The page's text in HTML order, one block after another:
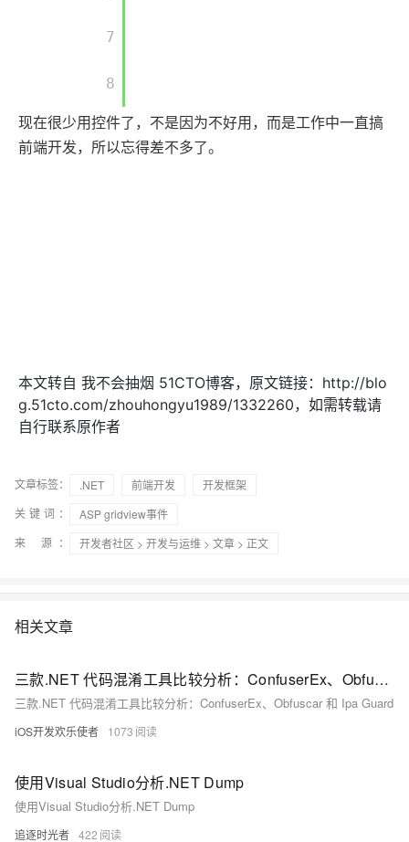
        7
        8
现在很少用控件了，不是因为不好用，而是工作中一直搞
前端开发，所以忘得差不多了。
本文转自 我不会抽烟 51CTO博客，原文链接：http://blo
g.51cto.com/zhouhongyu1989/1332260，如需转载请
自行联系原作者
文章标签： .NET 前端开发
开发框架
关键词：
ASP gridview事件
来 源：
开发者社区 > 开发与运维 > 文章 > 正文
相关文章
三款.NET 代码混淆工具比较分析：ConfuserEx、Obfuscar 和 Ipa Guard
三款.NET 代码混淆工具比较分析：ConfuserEx、Obfuscar 和 Ipa Guard
iOS开发欢乐使者 1073
使用Visual Studio分析.NET Dump
使用Visual Studio分析.NET Dump
追逐时光者 422